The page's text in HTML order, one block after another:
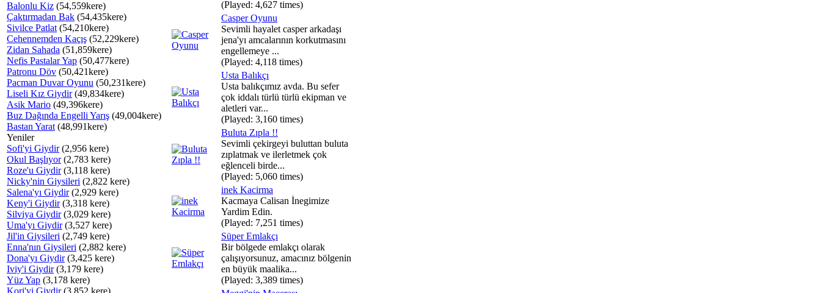
Balonlu Kiz (54,559kere)
Çaktırmadan Bak (54,435kere)
Sivilce Patlat (54,210kere)
Cehennemden Kaçış (52,229kere)
Zidan Sahada (51,859kere)
Nefis Pastalar Yap (50,477kere)
Patronu Döv (50,421kere)
Pacman Duvar Oyunu (50,231kere)
Liseli Kız Giydir(49,834kere)
Asik Mario (49,396kere)
Buz Dağında Engelli Yarış (49,004kere)
Bastan Yarat (48,991kere)
Yeniler
Sofi'yi Giydir(2,956 kere)
Okul Başlıyor(2,783 kere)
Roze'u Giydir(3,118 kere)
Nicky'nin Giysileri (2,822 kere)
Salena'yı Giydir(2,929 kere)
Keny'i Giydir(3,318 kere)
Silviya Giydir(3,029 kere)
Uma'yı Giydir(3,527 kere)
Jil'in Giysileri (2,749 kere)
Enna'nın Giysileri (2,882 kere)
Dona'yı Giydir(3,425 kere)
Iviy'i Giydir(3,179 kere)
Yüz Yap (3,178 kere)
Kori'yi Giydir(3,852 kere)
(Played: 4,627 times)
Casper Oyunu
Sevimli hayalet casper arkadaşı
jena'yı amcalarının korkutmasını
engellemeye ...
(Played: 4,118 times)
Usta Balıkçı
Usta balıkçımız avda. Bu sefer
çok iddalı türlü türlü ekipman ve
aletleri var...
(Played: 3,160 times)
Buluta Zıpla !!
Sevimli çekirgeyi buluttan buluta
zıplatmak ve ilerletmek çok
eğlenceli birde...
(Played: 5,060 times)
inek Kacirma
Kacmaya Calisan İnegimize
Yardim Edin.
(Played: 7,251 times)
Süper Emlakçı
Bir bölgede emlakçı olarak
çalışıyorsunuz, amacınız bölgenin
en büyük maalika...
(Played: 3,389 times)